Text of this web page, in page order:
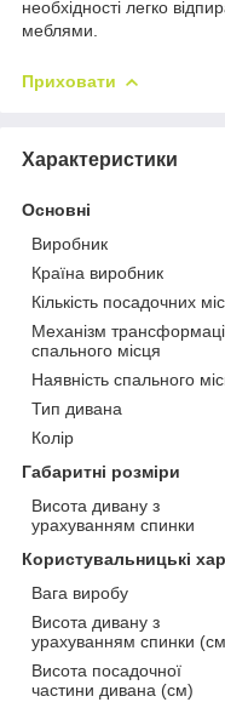
необхідності легко
меблями.
Приховати
Характеристики
Основні
Виробник
Країна виробник
Кількість посадочних
Механізм
спального місця
Наявність спального
Тип дивана
Колір
Габаритні розміри
Висота дивану з
урахуванням спинки
Користувальницькі
Вага виробу
Висота дивану з
урахуванням спинки
Висота посадочної
частини дивана (см)